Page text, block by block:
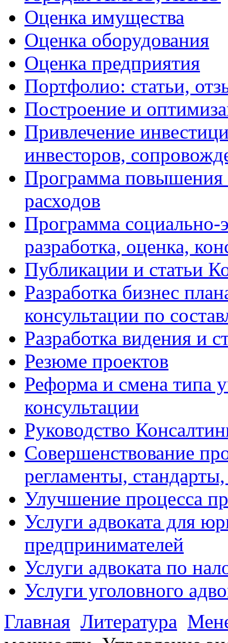
Оценка имущества
Оценка оборудования
Оценка предприятия
Портфолио: статьи,
Построение и
Привлечение
инвесторов,
Программа
расходов
Программа социально-
разработка, оценка,
Публикации и статьи
Разработка бизнес
консультации по
Разработка видения и
Резюме проектов
Реформа и смена типа
консультации
Руководство
Совершенствование
регламенты,
Улучшение процесса
Услуги адвоката для
предпринимателей
Услуги адвоката по
Услуги уголовного
Главная Литература